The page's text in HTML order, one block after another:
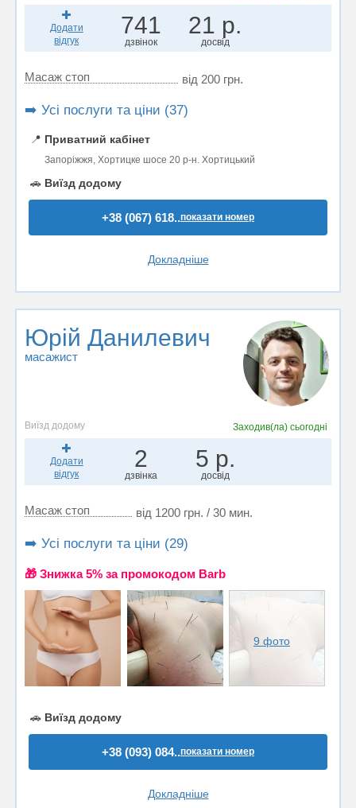
Додати
відгук
741
дзвінок
21 р.
досвід
Масаж стоп від 200 грн.
➡️ Усі послуги та ціни (37)
📍 Приватний кабінет
Запоріжжя, Хортицке шосе 20 р-н. Хортицький
🚗 Виїзд додому
+38 (067) 618..показати номер
Докладніше
Юрій Данилевич
масажист
Виїзд додому Заходив(ла)сьогодні
Додати
відгук
2
дзвінка
5 р.
досвід
Масаж стоп від 1200 грн. / 30 мин.
➡️ Усі послуги та ціни (29)
🎁 Знижка 5% за промокодом Barb
9 фото
🚗 Виїзд додому
+38 (093) 084..показати номер
Докладніше